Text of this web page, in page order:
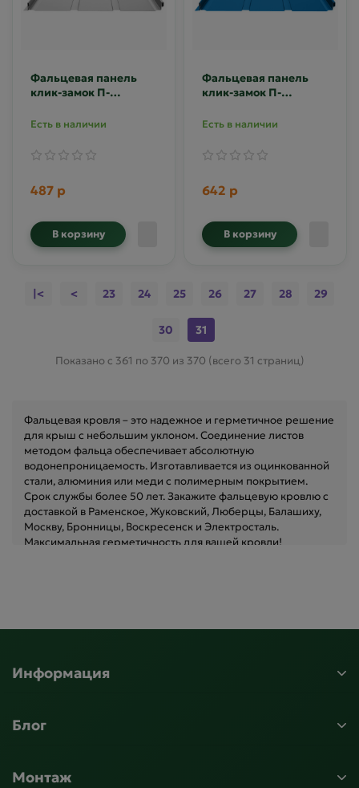
Фальцевая панель
клик-замок П-
оцинкованная Zn
Есть в наличии
487 р
В корзину
Фальцевая панель
клик-замок П-
Полиэстер RAL 5005
Есть в наличии
642 р
В корзину
|< < 23 24 25 26 27 28 29
30 31
Показано с 361 по 370 из 370 (всего 31 страниц)
Фальцевая кровля – это надежное и герметичное решение
для крыш с небольшим уклоном. Соединение листов
методом фальца обеспечивает абсолютную
водонепроницаемость. Изготавливается из оцинкованной
стали, алюминия или меди с полимерным покрытием.
Срок службы более 50 лет. Закажите фальцевую кровлю с
доставкой в Раменское, Жуковский, Люберцы, Балашиху,
Москву, Бронницы, Воскресенск и Электросталь.
Максимальная герметичность для вашей кровли!
Информация
Блог
Монтаж